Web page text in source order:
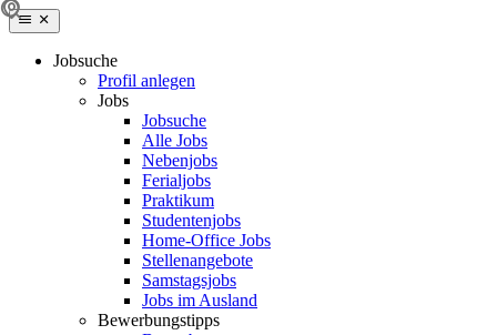
Jobsuche
Profil anlegen
Jobs
Jobsuche
Alle Jobs
Nebenjobs
Ferialjobs
Praktikum
Studentenjobs
Home-Office Jobs
Stellenangebote
Samstagsjobs
Jobs im Ausland
Bewerbungstipps